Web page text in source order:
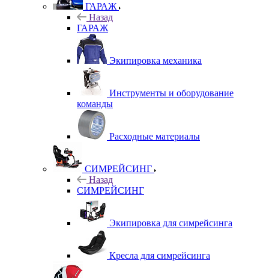
ГАРАЖ
Назад
ГАРАЖ
Экипировка механика
Инструменты и оборудование
команды
Расходные материалы
СИМРЕЙСИНГ
Назад
СИМРЕЙСИНГ
Экипировка для симрейсинга
Кресла для симрейсинга